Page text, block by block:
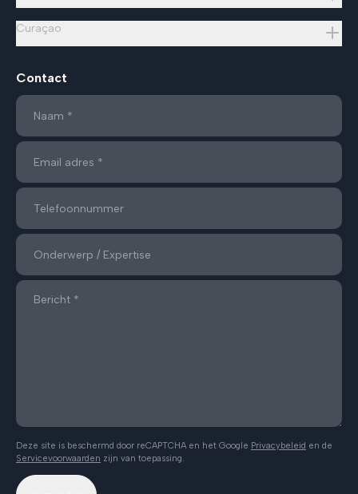
Curaçao
Contact
Deze site is beschermd door reCAPTCHA en het Google Privacybeleid en de
Servicevoorwaarden zijn van toepassing.